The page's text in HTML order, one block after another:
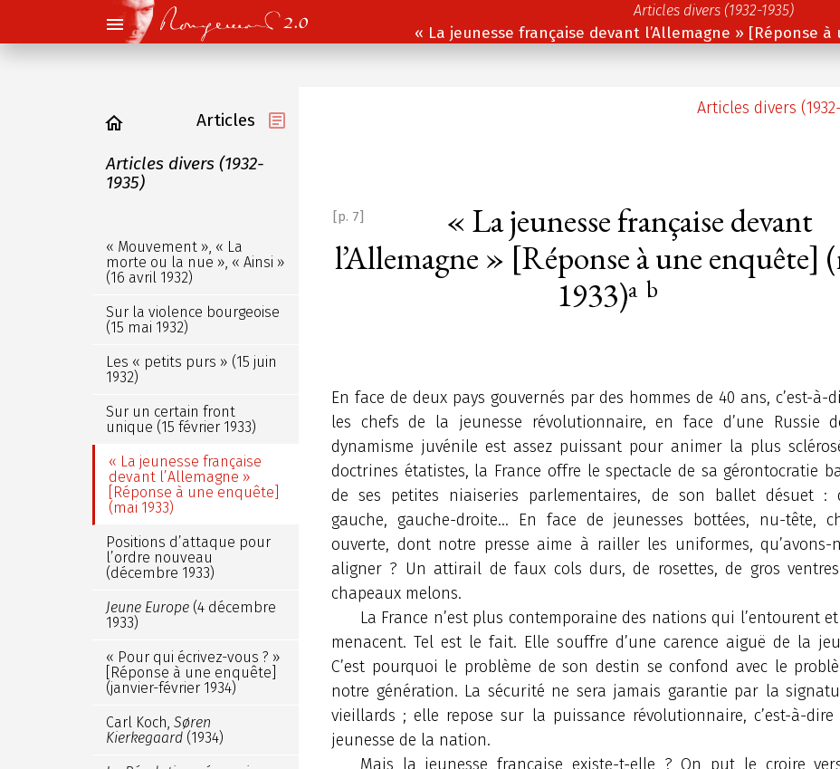
Articles divers (1932-1935)
« La jeunesse française devant l’Allemagne » [Réponse à
Articles divers
[p. 7]
« La jeunesse française devant
l’Allemagne » [Réponse à une enquête]
1933)a b
En face de deux pays gouvernés par des hommes de 40 ans, c’est-à-
les chefs de la jeunesse révolutionnaire, en face d’une Russie
dynamisme juvénile est assez puissant pour animer la plus
doctrines étatistes, la France offre le spectacle de sa gérontocratie
de ses petites niaiseries parlementaires, de son ballet désuet :
gauche, gauche-droite… En face de jeunesses bottées, nu-tête,
ouverte, dont notre presse aime à railler les uniformes, qu’avons-
aligner ? Un attirail de faux cols durs, de rosettes, de gros
chapeaux melons.
La France n’est plus contemporaine des nations qui l’entourent
menacent. Tel est le fait. Elle souffre d’une carence aiguë de la
C’est pourquoi le problème de son destin se confond avec le
notre génération. La sécurité ne sera jamais garantie par la
vieillards ; elle repose sur la puissance révolutionnaire, c’est-à-
jeunesse de la nation.
Mais la jeunesse française existe-t-elle ? On put le croire
Articles
Articles divers (1932-
1935)
« Mouvement », « La
morte ou la nue », « Ainsi »
(16 avril 1932)
Sur la violence bourgeoise
(15 mai 1932)
Les « petits purs » (15 juin
1932)
Sur un certain front
unique (15 février 1933)
« La jeunesse française
devant l’Allemagne »
[Réponse à une enquête]
(mai 1933)
Positions d’attaque pour
l’ordre nouveau
(décembre 1933)
Jeune Europe (4 décembre
1933)
« Pour qui écrivez-vous ? »
[Réponse à une enquête]
(janvier-février 1934)
Carl Koch, Søren
Kierkegaard (1934)